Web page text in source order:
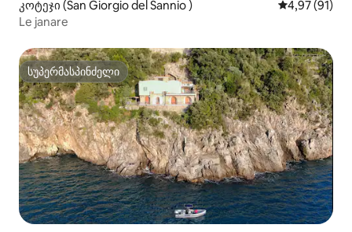
კოტეჯი (San Giorgio del Sannio ) საშუალო
4,97 (91)
Le janare
სუპერმასპინძელი
სუპერმასპინძელი